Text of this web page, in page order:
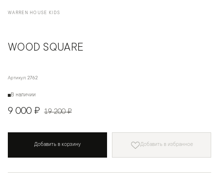
WARREN HOUSE KIDS
WOOD SQUARE
Артикул: 2762
В наличии
9 000 ₽ 19 200 ₽
Добавить в корзину Добавить в избранное